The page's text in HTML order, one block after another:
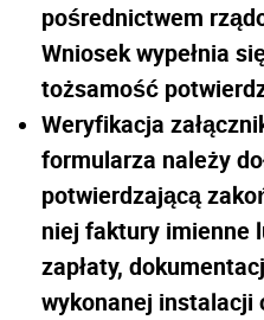
pośrednictwem
Wniosek wypełnia
tożsamość
Weryfikacja
formularza należy
potwierdzającą
niej faktury imienne
zapłaty,
wykonanej instalacji